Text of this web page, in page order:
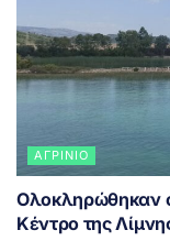
ΑΓΡΊΝΙΟ
Ολοκληρώθηκαν
Κέντρο της